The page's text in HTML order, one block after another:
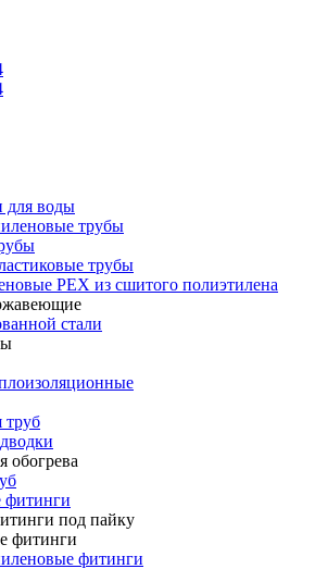
для воды
трубы
трубы
PEX из сшитого полиэтилена
стали
труб
обогрева
фитинги
под пайку
фитинги
фитинги